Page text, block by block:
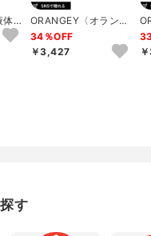
体
ッ
ORANGEY〈オランジ
ー〉 薬用ハンドソー
プとオーガニ...
34％OFF
￥3,427
す